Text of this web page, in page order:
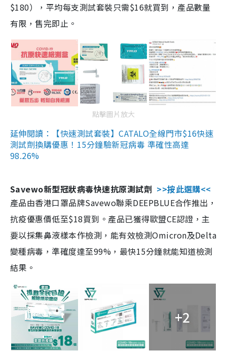
$180），平均每支測試套裝只需$16就買到，產品數量
有限，售完即止。
點擊圖片放大
延伸閱讀：【快速測試套裝】CATALO全線門市$16快速
測試劑換購優惠！15分鐘驗新冠病毒 準確性高達
98.26%
Savewo新型冠狀病毒快速抗原測試劑 >>按此選購<<
產品由香港口罩品牌Savewo聯乘DEEPBLUE合作推出，
抗疫優惠價低至$18買到。產品已獲得歐盟CE認證，主
要以採集鼻液樣本作檢測，能有效檢測Omicron及Delta
變種病毒，準確度達至99%，最快15分鐘就能知道檢測
結果。
+2